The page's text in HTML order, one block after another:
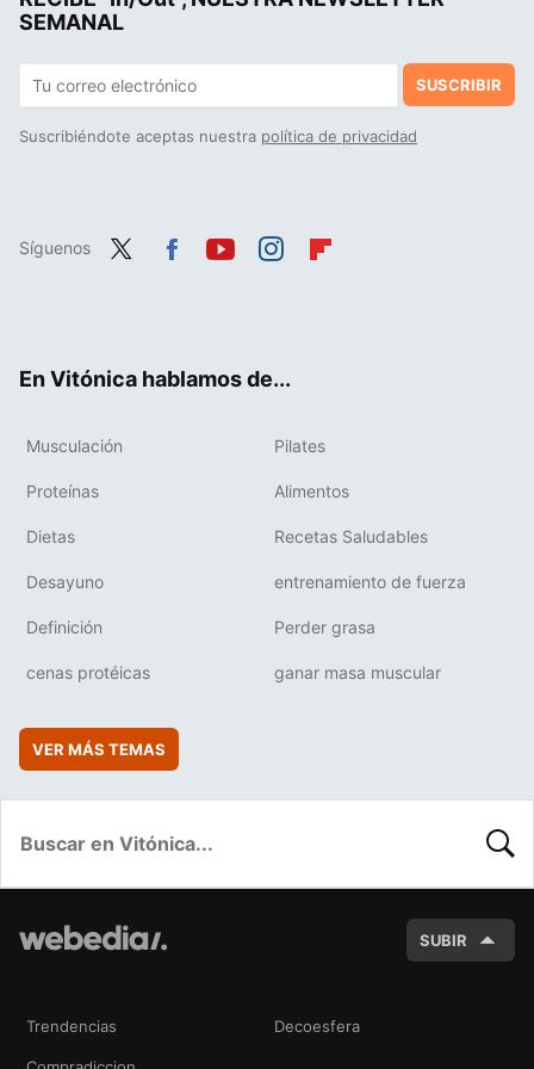
SEMANAL
SUSCRIBIR
Suscribiéndote aceptas nuestra política de privacidad
Síguenos
En Vitónica hablamos de...
Musculación Pilates
Proteínas Alimentos
Dietas Recetas Saludables
Desayuno entrenamiento de fuerza
Definición Perder grasa
cenas protéicas ganar masa muscular
VER MÁS TEMAS
SUBIR
Trendencias Decoesfera